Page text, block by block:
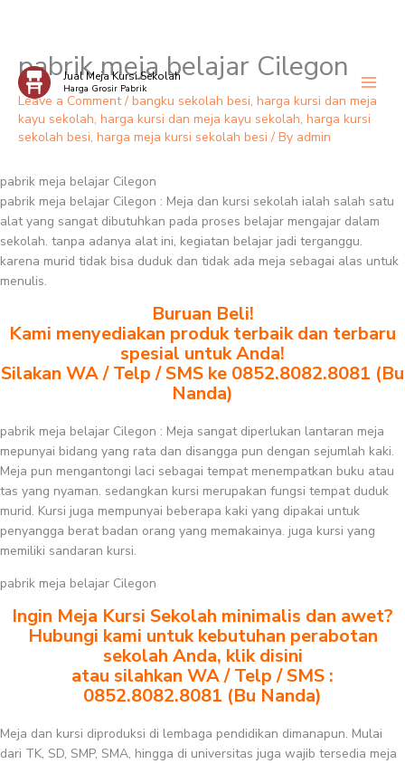
Skip
content
Jual Meja Kursi Sekolah
Harga Grosir Pabrik
pabrik meja belajar Cilegon
Leave a Comment / bangku sekolah besi, harga kursi dan meja
kayu sekolah, harga kursi dan meja kayu sekolah, harga kursi
sekolah besi, harga meja kursi sekolah besi / By admin
pabrik meja belajar Cilegon
pabrik meja belajar Cilegon : Meja dan kursi sekolah ialah salah satu
alat yang sangat dibutuhkan pada proses belajar mengajar dalam
sekolah. tanpa adanya alat ini, kegiatan belajar jadi terganggu.
karena murid tidak bisa duduk dan tidak ada meja sebagai alas untuk
menulis.
Buruan Beli!
Kami menyediakan produk terbaik dan terbaru
spesial untuk Anda!
Silakan WA / Telp / SMS ke 0852.8082.8081 (Bu
Nanda)
pabrik meja belajar Cilegon : Meja sangat diperlukan lantaran meja
mepunyai bidang yang rata dan disangga pun dengan sejumlah kaki.
Meja pun mengantongi laci sebagai tempat menempatkan buku atau
tas yang nyaman. sedangkan kursi merupakan fungsi tempat duduk
murid. Kursi juga mempunyai beberapa kaki yang dipakai untuk
penyangga berat badan orang yang memakainya. juga kursi yang
memiliki sandaran kursi.
pabrik meja belajar Cilegon
Ingin Meja Kursi Sekolah minimalis dan awet?
Hubungi kami untuk kebutuhan perabotan
sekolah Anda, klik disini
atau silahkan WA / Telp / SMS :
0852.8082.8081 (Bu Nanda)
Meja dan kursi diproduksi di lembaga pendidikan dimanapun. Mulai
dari TK, SD, SMP, SMA, hingga di universitas juga wajib tersedia meja